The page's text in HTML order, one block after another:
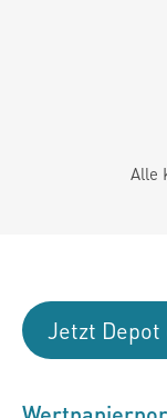
Alle
Jetzt Depot